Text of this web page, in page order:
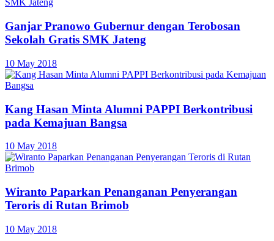
Ganjar Pranowo Gubernur dengan Terobosan
Sekolah Gratis SMK Jateng
10 May 2018
Kang Hasan Minta Alumni PAPPI Berkontribusi
pada Kemajuan Bangsa
10 May 2018
Wiranto Paparkan Penanganan Penyerangan
Teroris di Rutan Brimob
10 May 2018